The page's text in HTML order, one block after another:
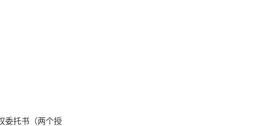
委托书（两个授